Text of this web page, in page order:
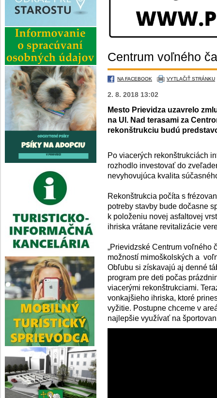
Centrum voľného
NA FACEBOOK VYTLAČIŤ STRÁNKU
2. 8. 2018 13:02
Mesto Prievidza uzavrelo
na Ul. Nad terasami za
rekonštrukciu budú
Po viacerých rekonštrukciách
rozhodlo investovať do
nevyhovujúca kvalita
Rekonštrukcia počíta s
potreby stavby bude dočasne
k položeniu novej asfaltovej
ihriska vrátane revitalizácie
„Prievidzské Centrum
možností mimoškolských a
Obľubu si získavajú aj denné
program pre deti počas
viacerými rekonštrukciami.
vonkajšieho ihriska, ktoré
vyžitie. Postupne chceme v
najlepšie využívať na